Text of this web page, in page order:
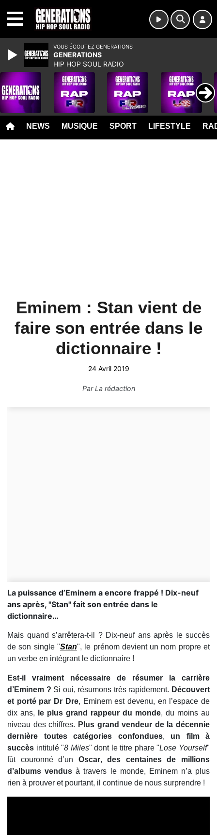
NEWS MUSIQUE SPORT LIFESTYLE
Eminem : Stan vient de
faire son entrée dans le
dictionnaire !
24 Avril 2019
ParLa rédaction
La puissance d’Eminem a encore frappé ! Dix-neuf
ans après, "Stan" fait son entrée dans le
dictionnaire…
Mais quand s’arrêtera-t-il ? Dix-neuf ans après le succès
de son single "Stan", le prénom devient un nom propre et
un verbe en intégrant le dictionnaire !
Est-il vraiment nécessaire de résumer la carrière
d’Eminem ? Si oui, résumons très rapidement. Découvert
et porté par Dr Dre, Eminem est devenu, en l’espace de
dix ans,
le plus grand rappeur du monde, du moins au
niveau des chiffres. Plus grand vendeur de la décennie
dernière toutes catégories confondues, un film à
succès intitulé "8 Miles" dont le titre phare "Lose Yourself"
fût couronné d’un Oscar,des centaines de millions
d’albums vendusà travers le monde, Eminem n’a plus
rien à prouver et pourtant, il continue de nous surprendre !
VOUS ÉCOUTEZ GENERATIONS
GENERATIONS
HIP HOP SOUL RADIO